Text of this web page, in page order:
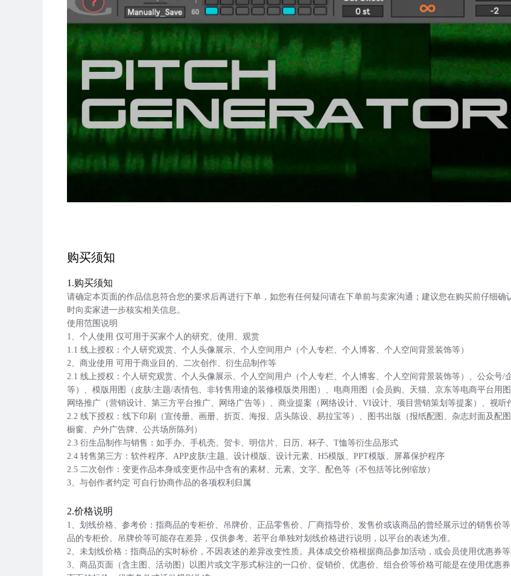
购买须知
1.购买须知
请确定本页面的作品信息符合您的要求后再进行下单，如您有任何疑问请在下单前与卖家沟通；建议您在购买前仔细
时向卖家进一步核实相关信息。
使用范围说明
1、个人使用 仅可用于买家个人的研究、使用、观赏
1.1 线上授权：个人研究观赏、个人头像展示、个人空间用户（个人专栏、个人博客、个人空间背景装饰等）
2、商业使用 可用于商业目的、二次创作、衍生品制作等
2.1 线上授权：个人研究观赏、个人头像展示、个人空间用户（个人专栏、个人博客、个人空间背景装饰等）、公众号
等）、模版用图（皮肤/主题/表情包、非转售用途的装修模版类用图）、电商用图（会员购、天猫、京东等电商平台用
网络推广（营销设计、第三方平台推广、网络广告等）、商业提案（网络设计、VI设计、项目营销策划等提案）、视听
2.2 线下授权：线下印刷（宣传册、画册、折页、海报、店头陈设、易拉宝等）、图书出版（报纸配图、杂志封面及配
橱窗、户外广告牌、公共场所陈列）
2.3 衍生品制作与销售：如手办、手机壳、贺卡、明信片、日历、杯子、T恤等衍生品形式
2.4 转售第三方：软件程序、APP皮肤/主题、设计模版、设计元素、H5模版、PPT模版、屏幕保护程序
2.5 二次创作：变更作品本身或变更作品中含有的素材、元素、文字、配色等（不包括等比例缩放）
3、与创作者约定 可自行协商作品的各项权利归属
2.价格说明
1、划线价格、参考价：指商品的专柜价、吊牌价、正品零售价、厂商指导价、发售价或该商品的曾经展示过的销售价
品的专柜价、吊牌价等可能存在差异，仅供参考。若平台单独对划线价格进行说明，以平台的表述为准。
2、未划线价格：指商品的实时标价，不因表述的差异改变性质。具体成交价格根据商品参加活动，或会员使用优惠券
3、商品页面（含主图、活动图）以图片或文字形式标注的一口价、促销价、优惠价、组合价等价格可能是在使用优惠